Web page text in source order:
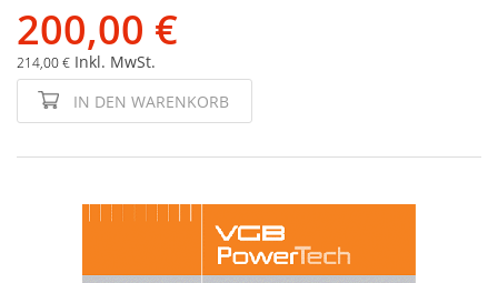
200,00 €
214,00 € Inkl. MwSt.
IN DEN WARENKORB